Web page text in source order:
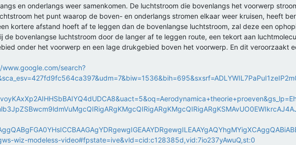
en onderlangs weer samenkomen. De luchtstroom die bovenlangs het voorwerp
het punt waarop de boven- en onderlangs stromen elkaar weer kruisen, heeft
kortere afstand hoeft af te leggen dan de bovenlangse luchtstroom, zal deze een
de bovenlangse luchtstroom door de langer af te leggen route, een tekort aan
onder het voorwerp en een lage drukgebied boven het voorwerp. En dit veroorzaakt
search?
wiz-modeless-video#fpstate=ive&vld=cid:c128385d,vid:7io237yAwuQ,st:0